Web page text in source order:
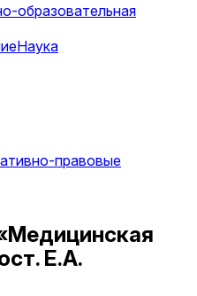
образовательная
Наука
правовые
Е.А.